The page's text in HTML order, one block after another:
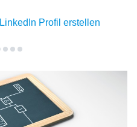
LinkedIn Profil erstellen